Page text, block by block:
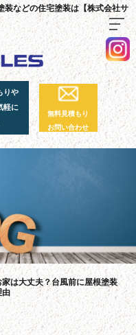
装などの住宅塗装は【株式会社サ
りや
軽に
無料見積もり
お問い合わせ
は大丈夫？台風前に屋根塗装
由